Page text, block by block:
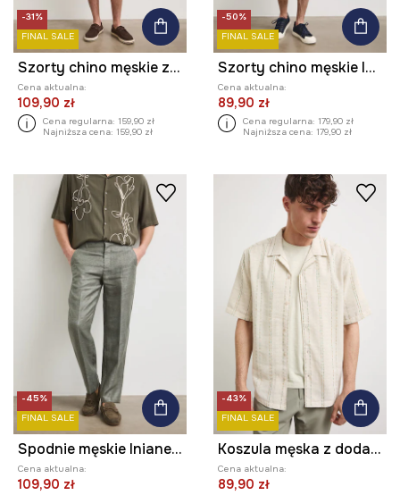
-31%
FINAL SALE
Szorty chino męskie z dodatkiem lnu regular waist
Cena aktualna:
109,90 zł
Cena regularna: 159,90 zł
Najniższa cena: 159,90 zł
-50%
FINAL SALE
Szorty chino męskie lniane melanżowe
Cena aktualna:
89,90 zł
Cena regularna: 179,90 zł
Najniższa cena: 179,90 zł
-45%
FINAL SALE
Spodnie męskie lniane melanżowe
Cena aktualna:
109,90 zł
-43%
FINAL SALE
Koszula męska z dodatkiem lnu w paski
Cena aktualna:
89,90 zł